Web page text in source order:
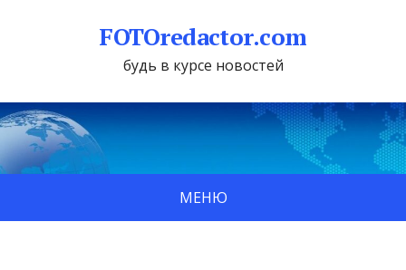
FOTOredactor.com
будь в курсе новостей
МЕНЮ